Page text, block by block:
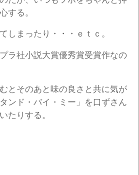
する。
しまったり・・・ｅｔｃ。
ラ社小説大賞優秀賞受賞作なの
とそのあと味の良さと共に気が
ンド・バイ・ミー」を口ずさん
たりする。